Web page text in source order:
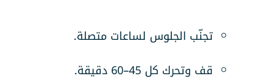
تجنّب الجلوس لساعات متصلة.
قف وتحرك كل 45–60 دقيقة.